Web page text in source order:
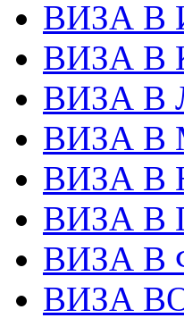
ВИЗА
ВИЗА В
ВИЗА В
ВИЗА В
ВИЗА В
ВИЗА В
ВИЗА
ВИЗА